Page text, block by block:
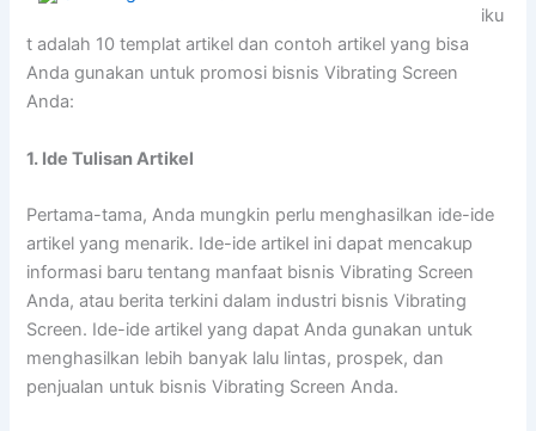
iku
t adalah 10 templat artikel dan contoh artikel yang bisa
Anda gunakan untuk promosi bisnis Vibrating Screen
Anda:
1. Ide Tulisan Artikel
Pertama-tama, Anda mungkin perlu menghasilkan ide-ide
artikel yang menarik. Ide-ide artikel ini dapat mencakup
informasi baru tentang manfaat bisnis Vibrating Screen
Anda, atau berita terkini dalam industri bisnis Vibrating
Screen. Ide-ide artikel yang dapat Anda gunakan untuk
menghasilkan lebih banyak lalu lintas, prospek, dan
penjualan untuk bisnis Vibrating Screen Anda.